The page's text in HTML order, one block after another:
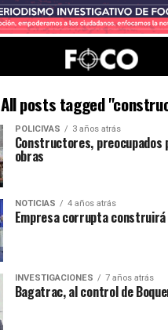
All posts tagged
POLICIVAS 3 años atrás
Constructores, preocupados
obras
NOTICIAS 4 años atrás
Empresa corrupta construirá
INVESTIGACIONES 7 años atrás
Bagatrac, al control de